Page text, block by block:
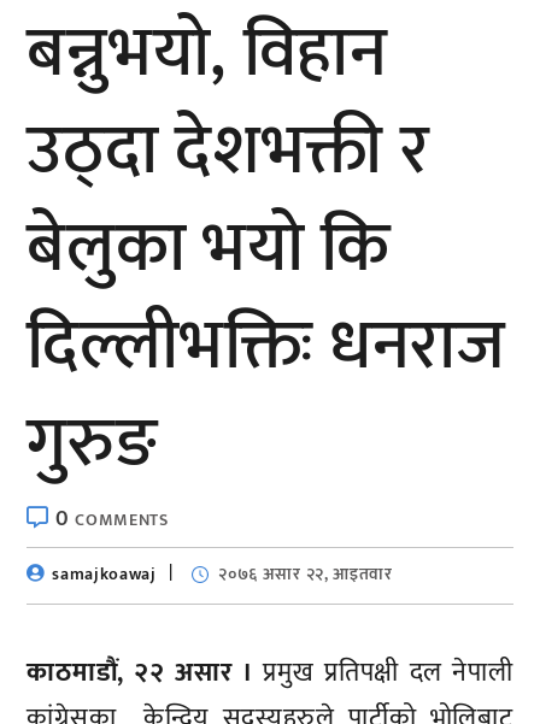
बन्नुभयो, विहान
उठ्दा देशभक्ती र
बेलुका भयो कि
दिल्लीभक्तिः धनराज
गुरुङ
0COMMENTS
samajkoawaj
२०७६ असार २२, आइतवार
काठमाडौं, २२ असार । प्रमुख प्रतिपक्षी दल नेपाली